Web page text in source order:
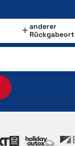
anderer
Rückgabeort